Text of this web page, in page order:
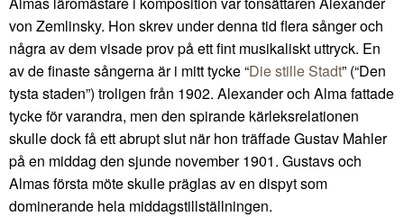
von Zemlinsky. Hon skrev under denna tid flera sånger och
några av dem visade prov på ett fint musikaliskt uttryck. En
av de finaste sångerna är i mitt tycke “Die stille Stadt” (“Den
tysta staden”) troligen från 1902. Alexander och Alma fattade
tycke för varandra, men den spirande kärleksrelationen
skulle dock få ett abrupt slut när hon träffade Gustav Mahler
på en middag den sjunde november 1901. Gustavs och
Almas första möte skulle präglas av en dispyt som
dominerande hela middagstillställningen.